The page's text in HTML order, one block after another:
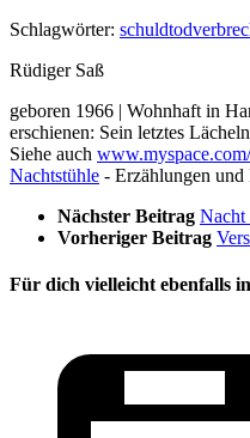
Schlagwörter: schuldtod
Rüdiger Saß
geboren 1966 | Wohnhaft in
erschienen: Sein letztes
Siehe auch
Nachtstühle - Erzählungen und
Nächster Beitrag Nacht
Vorheriger Beitrag
Für dich vielleicht ebenfalls